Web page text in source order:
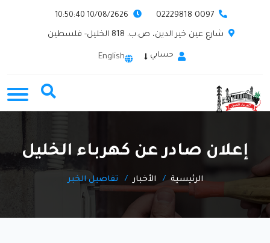
0097 02229818
شارع عين خير الدين، ص.ب. 818 الخليل- فلسطين
حسابي English
إعلان صادر عن كهرباء الخليل
الرئيسية الأخبار تفاصيل الخبر